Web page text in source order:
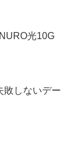
光10G
敗しないデー